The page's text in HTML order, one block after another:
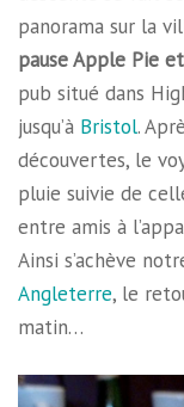
panorama sur la
pause Apple Pie
pub situé dans
jusqu’à Bristol.
découvertes, le
pluie suivie de
entre amis à
Ainsi s’achève
Angleterre, le
matin…